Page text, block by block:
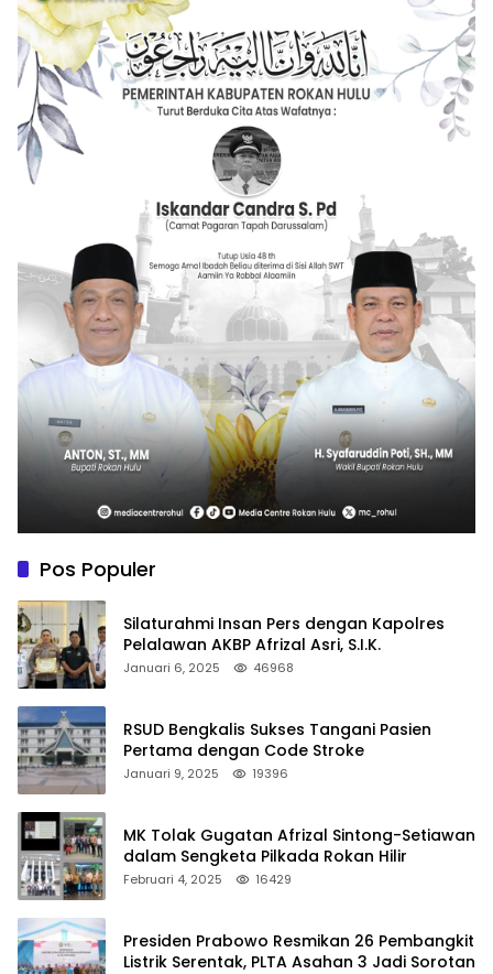
Pos Populer
Silaturahmi Insan Pers dengan Kapolres
Pelalawan AKBP Afrizal Asri, S.I.K.
Januari 6, 2025 46968
RSUD Bengkalis Sukses Tangani Pasien
Pertama dengan Code Stroke
Januari 9, 2025 19396
MK Tolak Gugatan Afrizal Sintong-Setiawan
dalam Sengketa Pilkada Rokan Hilir
Februari 4, 2025 16429
Presiden Prabowo Resmikan 26 Pembangkit
Listrik Serentak, PLTA Asahan 3 Jadi Sorotan